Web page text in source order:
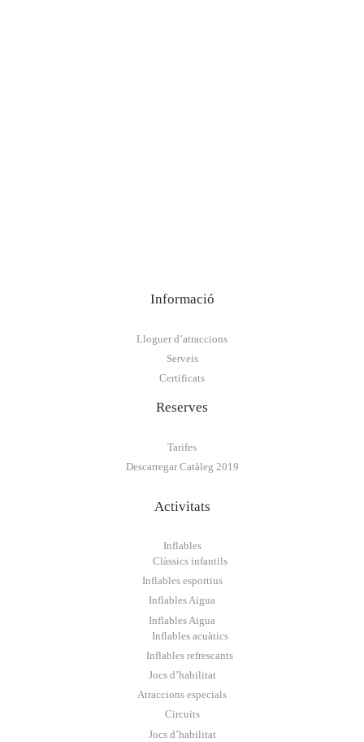
Informació
Lloguer d’atraccions
Serveis
Certificats
Reserves
Tarifes
Descarregar Catàleg 2019
Activitats
Inflables
Clàssics infantils
Inflables esportius
Inflables Aigua
Inflables Aigua
Inflables acuàtics
Inflables refrescants
Jocs d’habilitat
Atraccions especials
Circuits
Jocs d’habilitat